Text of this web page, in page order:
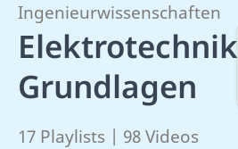
Ingenieurwissenschaften
Elektrotechnik
Grundlagen
17 Playlists | 98 Videos